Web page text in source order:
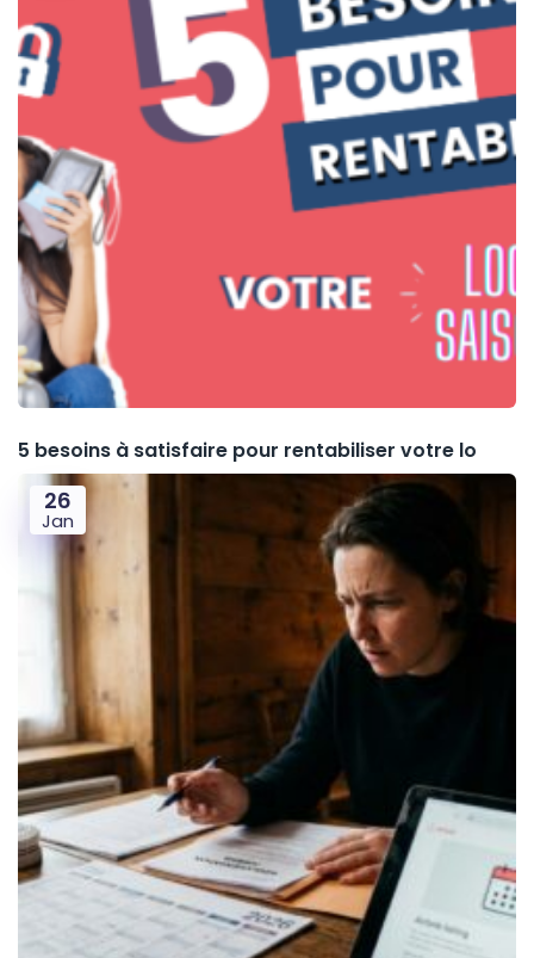
5 besoins à satisfaire pour rentabiliser votre lo
26
Jan